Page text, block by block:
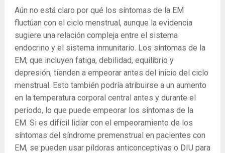
Aún no está claro por qué los síntomas de la EM
fluctúan con el ciclo menstrual, aunque la evidencia
sugiere una relación compleja entre el sistema
endocrino y el sistema inmunitario. Los síntomas de la
EM, que incluyen fatiga, debilidad, equilibrio y
depresión, tienden a empeorar antes del inicio del ciclo
menstrual. Esto también podría atribuirse a un aumento
en la temperatura corporal central antes y durante el
período, lo que puede empeorar los síntomas de la
EM. Si es difícil lidiar con el empeoramiento de los
síntomas del síndrome premenstrual en pacientes con
EM, se pueden usar píldoras anticonceptivas o DIU para